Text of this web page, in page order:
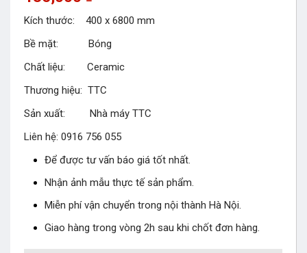
Kích thước: 400 x 6800 mm
Bề mặt: Bóng
Chất liệu: Ceramic
Thương hiệu: TTC
Sản xuất: Nhà máy TTC
Liên hệ: 0916 756 055
Để được tư vấn báo giá tốt nhất.
Nhận ảnh mẫu thực tế sản phẩm.
Miễn phí vận chuyển trong nội thành Hà Nội.
Giao hàng trong vòng 2h sau khi chốt đơn hàng.